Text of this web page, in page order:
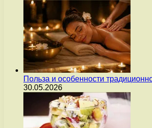
Польза и особенности
30.05.2026